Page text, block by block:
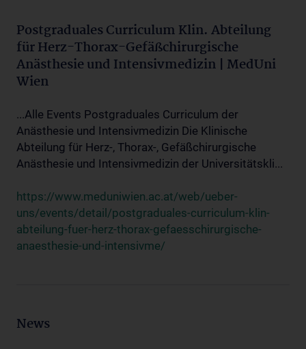
Postgraduales Curriculum Klin. Abteilung
für Herz-Thorax-Gefäßchirurgische
Anästhesie und Intensivmedizin | MedUni
Wien
...Alle Events Postgraduales Curriculum der
Anästhesie und Intensivmedizin Die Klinische
Abteilung für Herz-, Thorax-, Gefäßchirurgische
Anästhesie und Intensivmedizin der Universitätskli...
https://www.meduniwien.ac.at/web/ueber-
uns/events/detail/postgraduales-curriculum-klin-
abteilung-fuer-herz-thorax-gefaesschirurgische-
anaesthesie-und-intensivme/
News